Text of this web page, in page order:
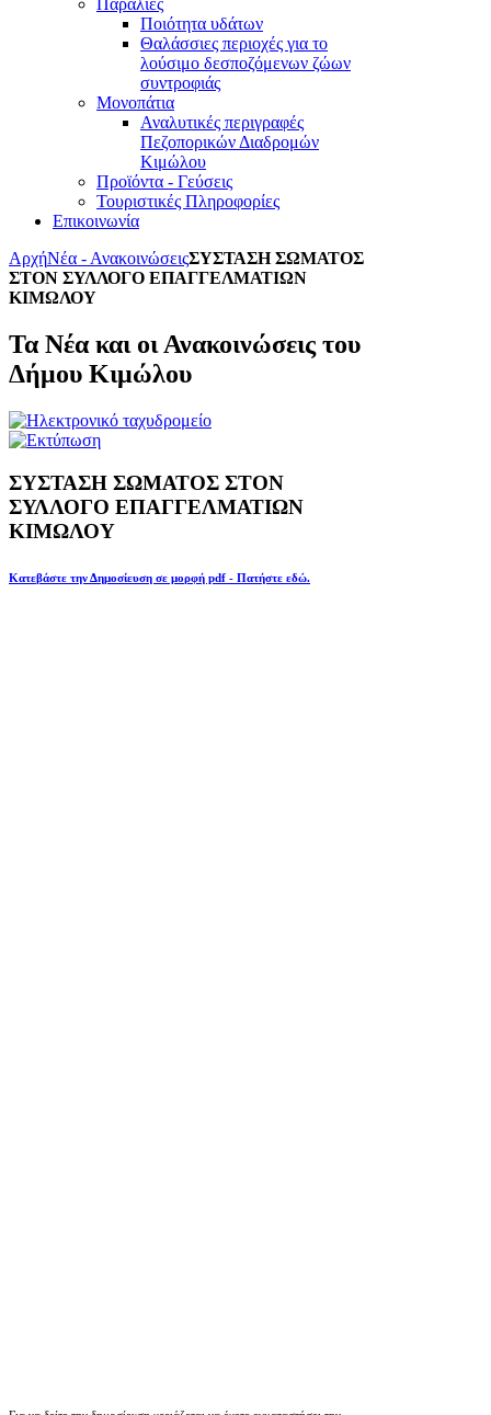
Παραλίες
Ποιότητα υδάτων
Θαλάσσιες περιοχές για το
λούσιμο δεσποζόμενων ζώων
συντροφιάς
Μονοπάτια
Αναλυτικές περιγραφές
Πεζοπορικών Διαδρομών
Κιμώλου
Προϊόντα - Γεύσεις
Τουριστικές Πληροφορίες
Επικοινωνία
ΑρχήΝέα - ΑνακοινώσειςΣΥΣΤΑΣΗ ΣΩΜΑΤΟΣ
ΣΤΟΝ ΣΥΛΛΟΓΟ ΕΠΑΓΓΕΛΜΑΤΙΩΝ
ΚΙΜΩΛΟΥ
Τα Νέα και οι Ανακοινώσεις του
Δήμου Κιμώλου
ΣΥΣΤΑΣΗ ΣΩΜΑΤΟΣ ΣΤΟΝ
ΣΥΛΛΟΓΟ ΕΠΑΓΓΕΛΜΑΤΙΩΝ
ΚΙΜΩΛΟΥ
Κατεβάστε την Δημοσίευση σε μορφή pdf - Πατήστε εδώ.